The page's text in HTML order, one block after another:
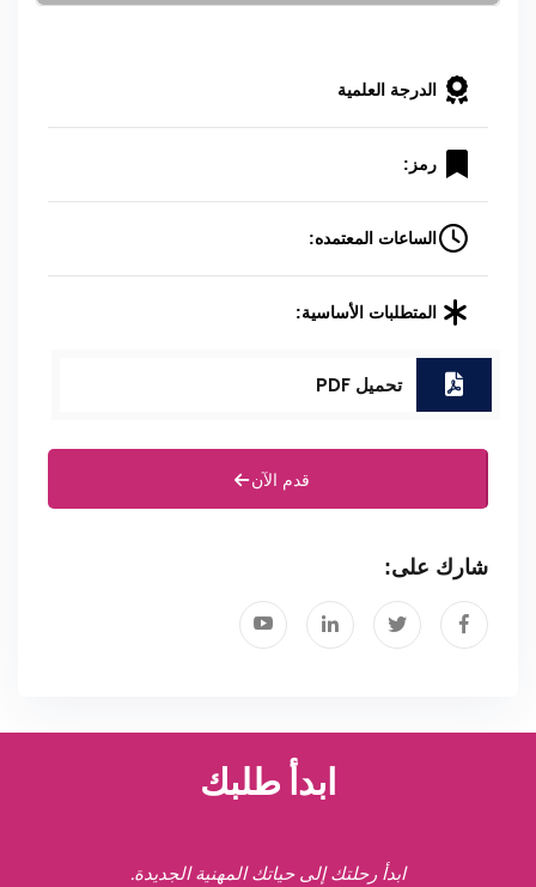
الدرجة العلمية
رمز:
الساعات المعتمده:
المتطلبات الأساسية:
تحميل PDF
قدم الآن
شارك على:
ابدأ طلبك
ابدأ رحلتك إلى حياتك المهنية الجديدة.